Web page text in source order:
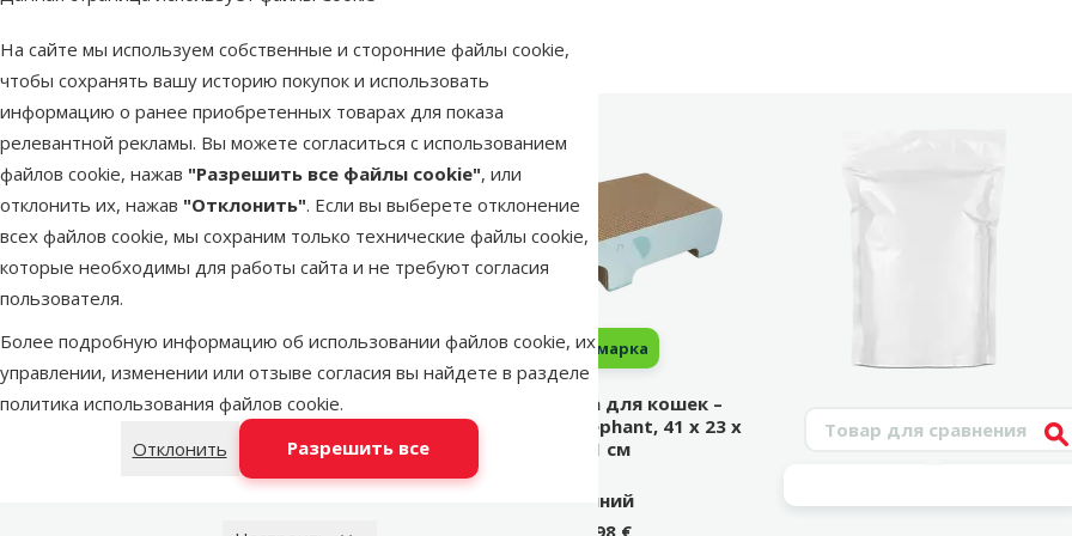
На сайте мы используем собственные и сторонние файлы cookie,
чтобы сохранять вашу историю покупок и использовать
информацию о ранее приобретенных товарах для показа
релевантной рекламы. Вы можете согласиться с использованием
файлов cookie, нажав "Разрешить все файлы cookie", или
отклонить их, нажав "Отклонить". Если вы выберете отклонение
всех файлов cookie, мы сохраним только технические файлы cookie,
которые необходимы для работы сайта и не требуют согласия
пользователя.
Более подробную информацию об использовании файлов cookie, их
управлении, изменении или отзыве согласия вы найдете в разделе
политика использования файлов cookie.
Отклонить
Разрешить все
Номер в каталоге
43607
EAN
8595681808578
Лучшее для твоего питомца
Dino Zoo рекомендует
Продукт
Лучшее для твоего питомца
марка
Когтеточка для кошек –
MAGIC CAT Elephant, 41 x 23 x
11 см
Синий